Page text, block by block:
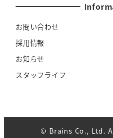
お問い合わせ
採用情報
お知らせ
スタッフライフ
© Brains Co., Ltd.